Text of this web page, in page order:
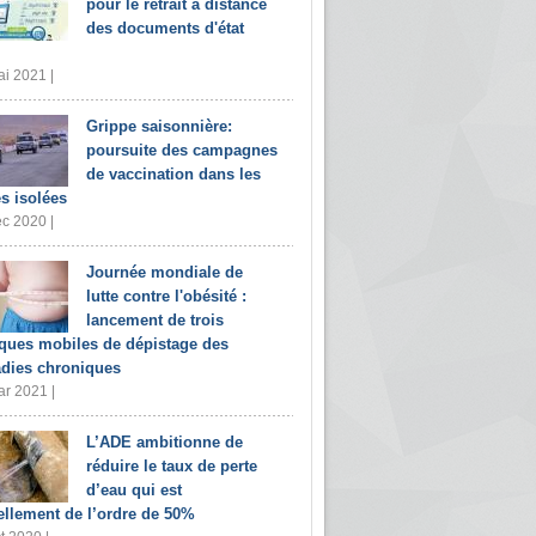
pour le retrait à distance
des documents d'état
2021 |
Grippe saisonnière:
poursuite des campagnes
de vaccination dans les
isolées
2020 |
Journée mondiale de
lutte contre l'obésité :
lancement de trois
mobiles de dépistage des
chroniques
2021 |
L’ADE ambitionne de
réduire le taux de perte
d’eau qui est
de l’ordre de 50%